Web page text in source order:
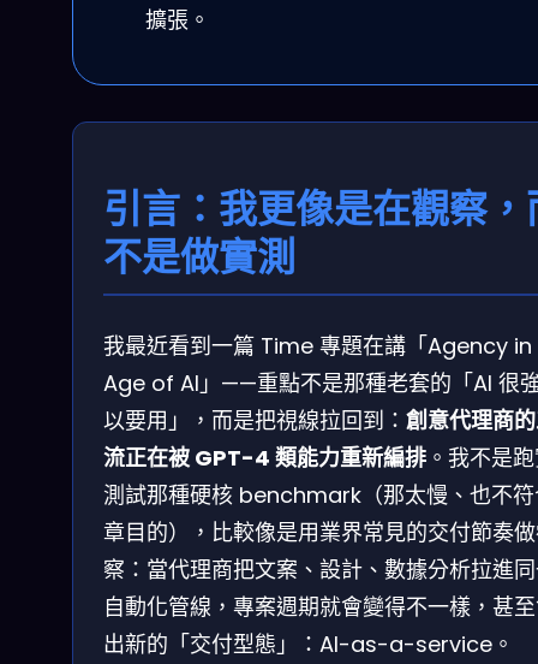
擴張。
引言：我更像是在觀察，
不是做實測
我最近看到一篇 Time 專題在講「Agency
Age of AI」——重點不是那種老套的「AI 很
以要用」，而是把視線拉回到： 創意代理商
流正在被 GPT-4 類能力重新編排 。我不是
測試那種硬核 benchmark（那太慢、也不
章目的），比較像是用業界常見的交付節奏
察：當代理商把文案、設計、數據分析拉進
自動化管線，專案週期就會變得不一樣，甚
出新的「交付型態」：AI-as-a-service。